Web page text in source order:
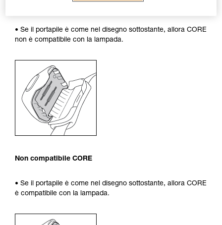
• Se il portapile è come nel disegno sottostante, allora CORE
non è compatibile con la lampada.
Non compatibile CORE
• Se il portapile è come nel disegno sottostante, allora CORE
è compatibile con la lampada.